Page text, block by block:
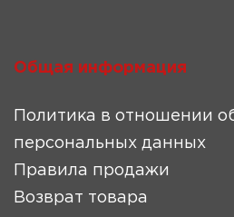
Общая информация
Политика в отношении
персональных данных
Правила продажи
Возврат товара